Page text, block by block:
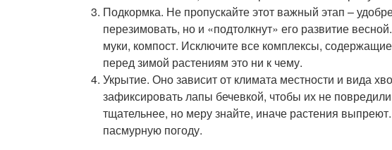
Подкормка. Не пропускайте этот важный этап –
перезимовать, но и «подтолкнут» его развитие
муки, компост. Исключите все комплексы, содержащие
перед зимой растениям это ни к чему.
Укрытие. Оно зависит от климата местности и вида
зафиксировать лапы бечевкой, чтобы их не
тщательнее, но меру знайте, иначе растения
пасмурную погоду.